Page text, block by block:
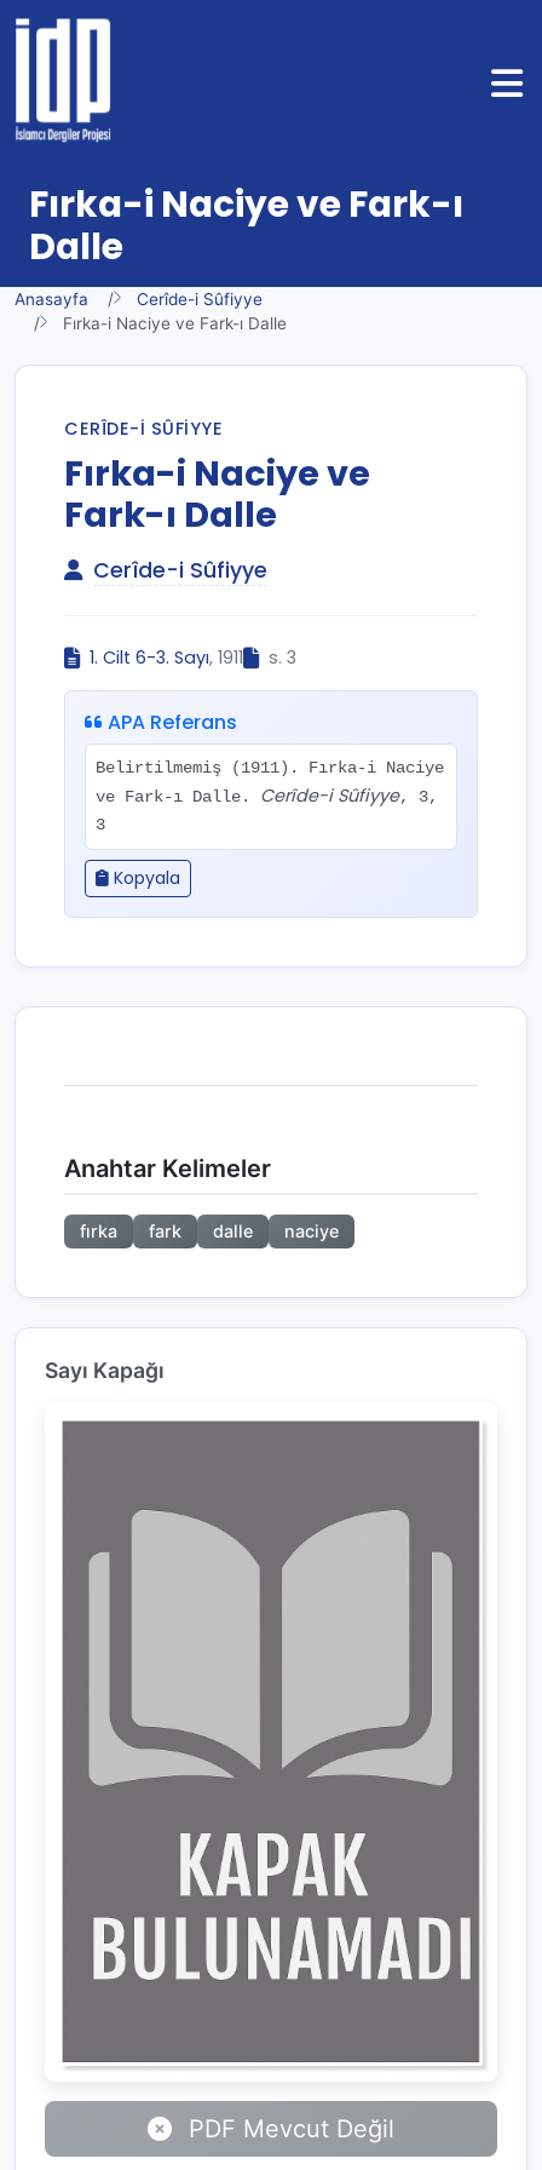
Fırka-i Naciye ve Fark-ı
Dalle
Anasayfa
Cerîde-i Sûfiyye
Fırka-i Naciye ve Fark-ı Dalle
CERÎDE-I SÛFIYYE
Fırka-i Naciye ve
Fark-ı Dalle
Cerîde-i Sûfiyye
1. Cilt 6-3. Sayı, 1911 s. 3
APA Referans
Belirtilmemiş (1911). Fırka-i Naciye
ve Fark-ı Dalle. Cerîde-i Sûfiyye, 3,
3
Kopyala
Anahtar Kelimeler
fırka fark dalle naciye
Sayı Kapağı
PDF Mevcut Değil